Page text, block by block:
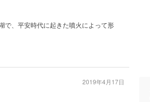
で、平安時代に起きた噴火によって形
2019年4月17日